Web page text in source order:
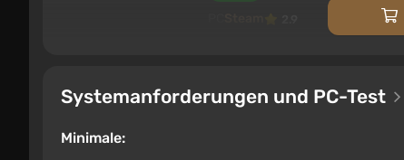
Systemanforderungen und PC-Test
Minimale: